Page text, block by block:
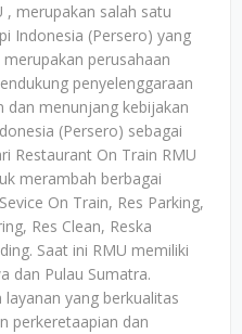
, merupakan salah satu
Indonesia (Persero) yang
perusahaan
penyelenggaraan
dan menunjang kebijakan
(Persero) sebagai
Restaurant On Train RMU
merambah berbagai
On Train, Res Parking,
Res Clean, Reska
Saat ini RMU memiliki
dan Pulau Sumatra.
yang berkualitas
perkeretaapian dan